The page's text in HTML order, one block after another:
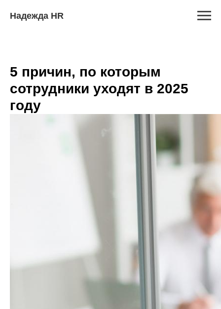
Надежда HR
5 причин, по которым
сотрудники уходят в 2025
году